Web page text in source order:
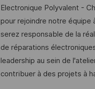
u
m
d
e
r
V
-
I
D
Electronique Polyvalent -
pour rejoindre notre équipe
serez responsable de la
de réparations
leadership au sein de
contribuer à des projets à